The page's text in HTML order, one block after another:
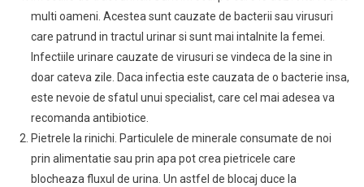
multi oameni. Acestea sunt cauzate de bacterii sau virusuri
care patrund in tractul urinar si sunt mai intalnite la femei.
Infectiile urinare cauzate de virusuri se vindeca de la sine in
doar cateva zile. Daca infectia este cauzata de o bacterie insa,
este nevoie de sfatul unui specialist, care cel mai adesea va
recomanda antibiotice.
Pietrele la rinichi. Particulele de minerale consumate de noi
prin alimentatie sau prin apa pot crea pietricele care
blocheaza fluxul de urina. Un astfel de blocaj duce la